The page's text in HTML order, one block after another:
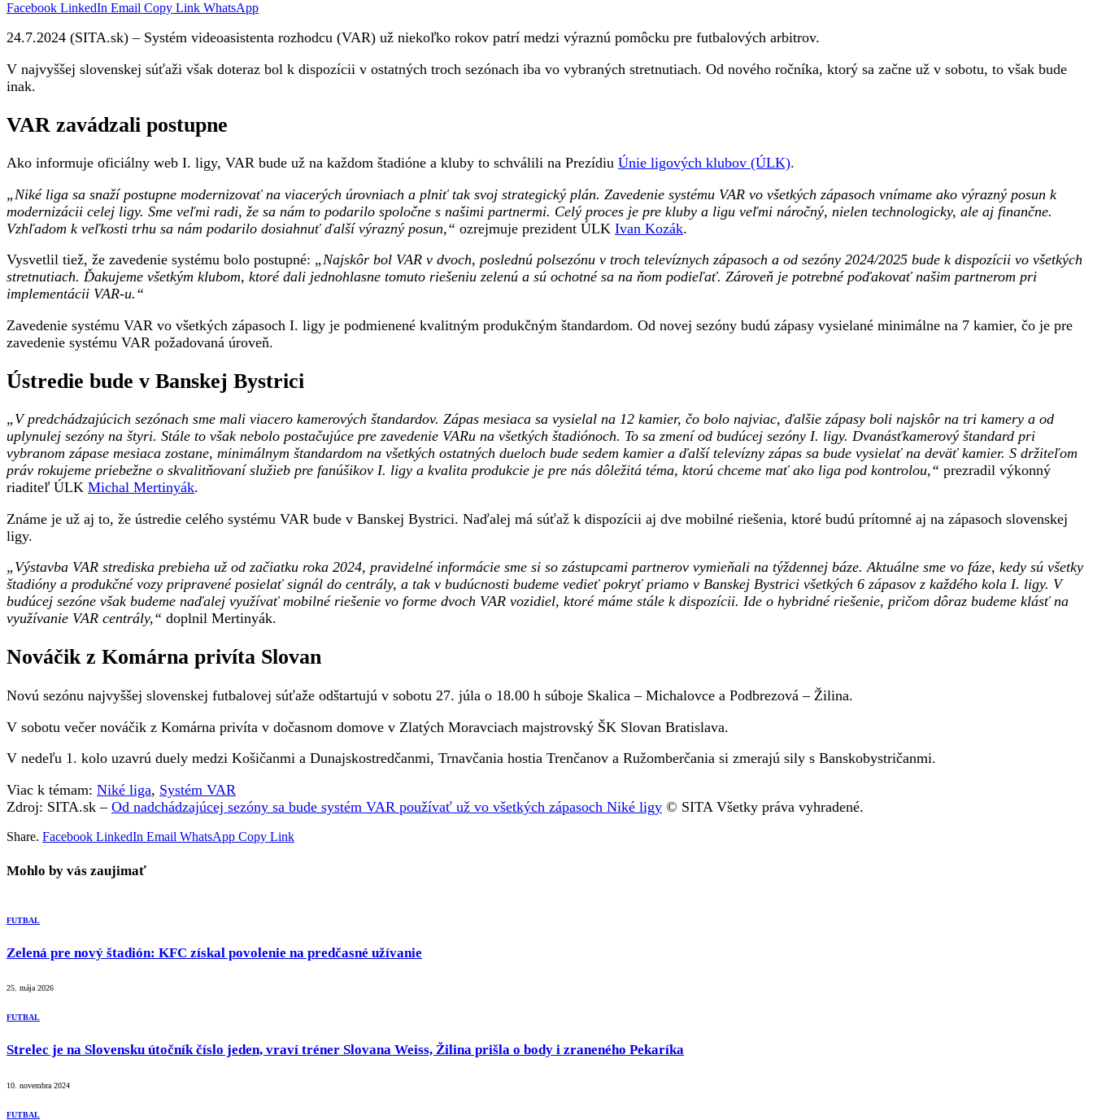
Facebook LinkedIn Email Copy Link WhatsApp
24.7.2024 (SITA.sk) – Systém videoasistenta rozhodcu (VAR) už niekoľko rokov patrí medzi výraznú pomôcku pre futbalových arbitrov.
V najvyššej slovenskej súťaži však doteraz bol k dispozícii v ostatných troch sezónach iba vo vybraných stretnutiach. Od nového ročníka, ktorý sa začne už v sobotu, to však bude
inak.
VAR zavádzali postupne
Ako informuje oficiálny web I. ligy, VAR bude už na každom štadióne a kluby to schválili na Prezídiu Únie ligových klubov (ÚLK).
„Niké liga sa snaží postupne modernizovať na viacerých úrovniach a plniť tak svoj strategický plán. Zavedenie systému VAR vo všetkých zápasoch vnímame ako výrazný posun k
modernizácii celej ligy. Sme veľmi radi, že sa nám to podarilo spoločne s našimi partnermi. Celý proces je pre kluby a ligu veľmi náročný, nielen technologicky, ale aj finančne.
Vzhľadom k veľkosti trhu sa nám podarilo dosiahnuť ďalší výrazný posun,“ ozrejmuje prezident ÚLK Ivan Kozák.
Vysvetlil tiež, že zavedenie systému bolo postupné: „Najskôr bol VAR v dvoch, poslednú polsezónu v troch televíznych zápasoch a od sezóny 2024/2025 bude k dispozícii vo všetkých
stretnutiach. Ďakujeme všetkým klubom, ktoré dali jednohlasne tomuto riešeniu zelenú a sú ochotné sa na ňom podieľať. Zároveň je potrebné poďakovať našim partnerom pri
implementácii VAR-u.“
Zavedenie systému VAR vo všetkých zápasoch I. ligy je podmienené kvalitným produkčným štandardom. Od novej sezóny budú zápasy vysielané minimálne na 7 kamier, čo je pre
zavedenie systému VAR požadovaná úroveň.
Ústredie bude v Banskej Bystrici
„V predchádzajúcich sezónach sme mali viacero kamerových štandardov. Zápas mesiaca sa vysielal na 12 kamier, čo bolo najviac, ďalšie zápasy boli najskôr na tri kamery a od
uplynulej sezóny na štyri. Stále to však nebolo postačujúce pre zavedenie VARu na všetkých štadiónoch. To sa zmení od budúcej sezóny I. ligy. Dvanásťkamerový štandard pri
vybranom zápase mesiaca zostane, minimálnym štandardom na všetkých ostatných dueloch bude sedem kamier a ďalší televízny zápas sa bude vysielať na deväť kamier. S držiteľom
práv rokujeme priebežne o skvalitňovaní služieb pre fanúšikov I. ligy a kvalita produkcie je pre nás dôležitá téma, ktorú chceme mať ako liga pod kontrolou,“ prezradil výkonný
riaditeľ ÚLK Michal Mertinyák.
Známe je už aj to, že ústredie celého systému VAR bude v Banskej Bystrici. Naďalej má súťaž k dispozícii aj dve mobilné riešenia, ktoré budú prítomné aj na zápasoch slovenskej
ligy.
„Výstavba VAR strediska prebieha už od začiatku roka 2024, pravidelné informácie sme si so zástupcami partnerov vymieňali na týždennej báze. Aktuálne sme vo fáze, kedy sú všetky
štadióny a produkčné vozy pripravené posielať signál do centrály, a tak v budúcnosti budeme vedieť pokryť priamo v Banskej Bystrici všetkých 6 zápasov z každého kola I. ligy. V
budúcej sezóne však budeme naďalej využívať mobilné riešenie vo forme dvoch VAR vozidiel, ktoré máme stále k dispozícii. Ide o hybridné riešenie, pričom dôraz budeme klásť na
využívanie VAR centrály,“ doplnil Mertinyák.
Nováčik z Komárna privíta Slovan
Novú sezónu najvyššej slovenskej futbalovej súťaže odštartujú v sobotu 27. júla o 18.00 h súboje Skalica – Michalovce a Podbrezová – Žilina.
V sobotu večer nováčik z Komárna privíta v dočasnom domove v Zlatých Moravciach majstrovský ŠK Slovan Bratislava.
V nedeľu 1. kolo uzavrú duely medzi Košičanmi a Dunajskostredčanmi, Trnavčania hostia Trenčanov a Ružomberčania si zmerajú sily s Banskobystričanmi.
Viac k témam: Niké liga, Systém VAR
Zdroj: SITA.sk – Od nadchádzajúcej sezóny sa bude systém VAR používať už vo všetkých zápasoch Niké ligy © SITA Všetky práva vyhradené.
Share. Facebook LinkedIn Email WhatsApp Copy Link
Mohlo by vás zaujimať
FUTBAL
Zelená pre nový štadión: KFC získal povolenie na predčasné užívanie
25. mája 2026
FUTBAL
Strelec je na Slovensku útočník číslo jeden, vraví tréner Slovana Weiss, Žilina prišla o body i zraneného Pekaríka
10. novembra 2024
FUTBAL